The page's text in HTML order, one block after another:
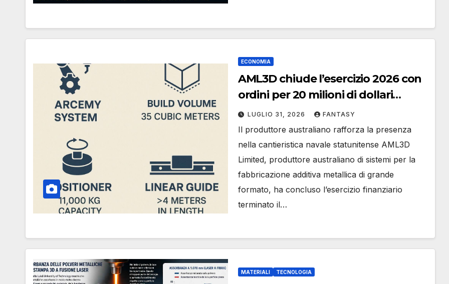
ECONOMIA
AML3D chiude l’esercizio 2026 con
ordini per 20 milioni di dollari
australiani e una pipeline
commerciale da 78 milioni
LUGLIO 31, 2026 FANTASY
Il produttore australiano rafforza la presenza
nella cantieristica navale statunitense AML3D
Limited, produttore australiano di sistemi per la
fabbricazione additiva metallica di grande
formato, ha concluso l’esercizio finanziario
terminato il…
MATERIALI TECNOLOGIA